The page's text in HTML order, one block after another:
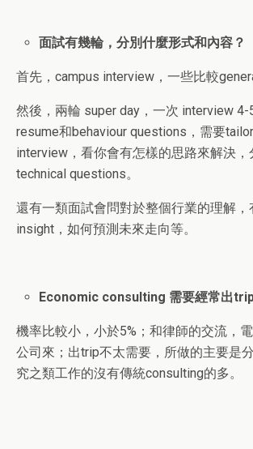
面試有幾輪，分別什麼形式和內容？
首先，campus interview，一些比較
然後，兩輪 super day，一次 interview 4-
resume和behaviour questions，需要
interview，看你會有怎樣的思路來解決，
technical questions。
還有一類面試會問對於整個行業的理解，
insight，如何預測未來走向等。
Economic consulting 需要經常出
機率比較小，小於5%；和律師的交流，
公司來；出trip不太需要，所做的主要是
究之類工作的沒有傳統consulting的多。